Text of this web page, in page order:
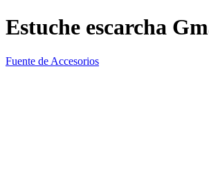
Estuche escarcha
Fuente de Accesorios